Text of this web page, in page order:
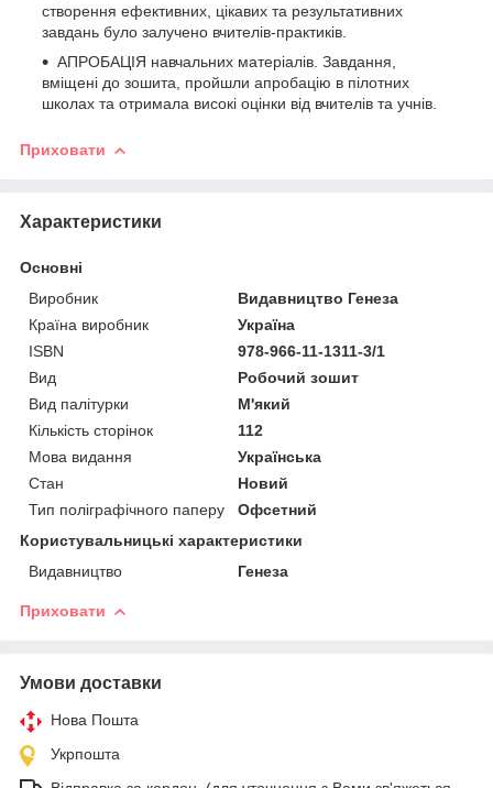
створення ефективних, цікавих та результативних
завдань було залучено вчителів-практиків.
АПРОБАЦІЯ навчальних матеріалів. Завдання,
вміщені до зошита, пройшли апробацію в пілотних
школах та отримала високі оцінки від вчителів та учнів.
Приховати
Характеристики
Основні
Виробник
Видавництво Генеза
Країна виробник
Україна
ISBN
978-966-11-1311-3/1
Вид
Робочий зошит
Вид палітурки
М'який
Кількість сторінок
112
Мова видання
Українська
Стан
Новий
Тип поліграфічного паперу
Офсетний
Користувальницькі характеристики
Видавництво
Генеза
Приховати
Умови доставки
Нова Пошта
Укрпошта